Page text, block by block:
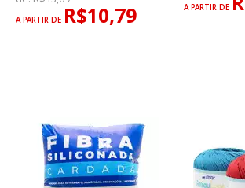
A PARTIR DE R$10,79 A PARTIR DE